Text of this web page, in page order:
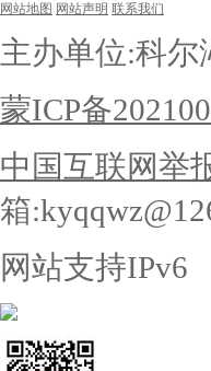
网站地图 网站声明 联系我们
主办单位:科
蒙ICP备
中国互联网举
箱
网站支持IPv6